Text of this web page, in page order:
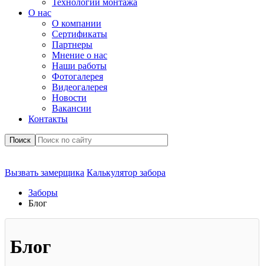
Технологии монтажа
О нас
О компании
Сертификаты
Партнеры
Мнение о нас
Наши работы
Фотогалерея
Видеогалерея
Новости
Вакансии
Контакты
Поиск
Вызвать замерщика Калькулятор забора
Заборы
Блог
Блог